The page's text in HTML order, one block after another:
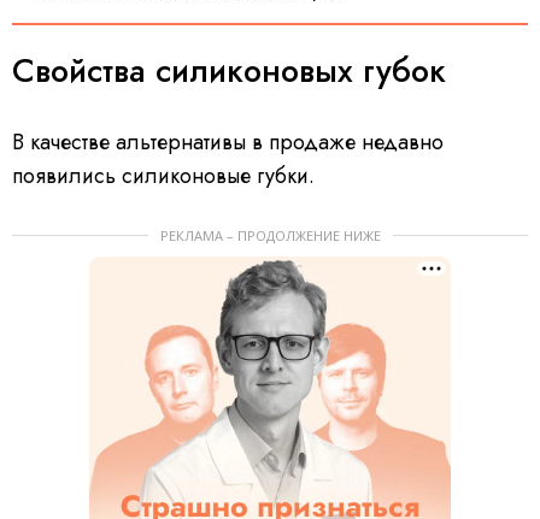
Свойства силиконовых губок
В качестве альтернативы в продаже недавно
появились силиконовые губки.
РЕКЛАМА – ПРОДОЛЖЕНИЕ НИЖЕ